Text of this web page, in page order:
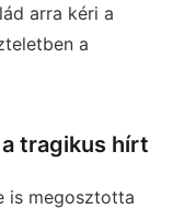
arra kéri a
a
tragikus hírt
is megosztotta